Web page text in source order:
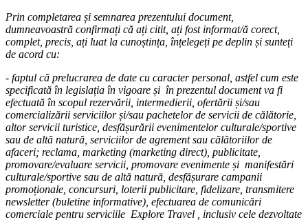
Prin completarea și semnarea prezentului document,
dumneavoastră confirmați că ați citit, ați fost informat/ă corect,
complet, precis, ați luat la cunoștința, înțelegeți pe deplin și sunteți
de acord cu:
- faptul că prelucrarea de date cu caracter personal, astfel cum este
specificată în legislația în vigoare și în prezentul document va fi
efectuată în scopul rezervării, intermedierii, ofertării și/sau
comercializării serviciilor și/sau pachetelor de servicii de călătorie,
altor servicii turistice, desfășurării evenimentelor culturale/sportive
sau de altă natură, serviciilor de agrement sau călătoriilor de
afaceri; reclama, marketing (marketing direct), publicitate,
promovare/evaluare servicii, promovare evenimente și manifestări
culturale/sportive sau de altă natură, desfășurare campanii
promoționale, concursuri, loterii publicitare, fidelizare, transmitere
newsletter (buletine informative), efectuarea de comunicări
comerciale pentru serviciile Explore Travel ,
inclusiv cele dezvoltate